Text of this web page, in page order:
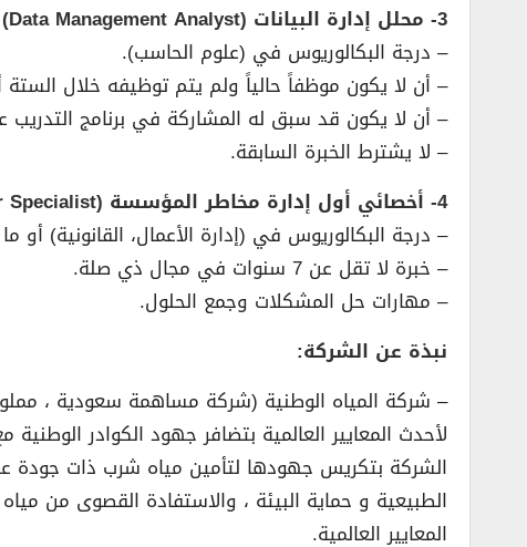
3- محلل إدارة البيانات (Data Management Analyst) (تمهير):
– درجة البكالوريوس في (علوم الحاسب).
– أن لا يكون موظفاً حالياً ولم يتم توظيفه خلال
– أن لا يكون قد سبق له المشاركة في برنامج
– لا يشترط الخبرة السابقة.
4- أخصائي أول إدارة مخاطر المؤسسة (Enterprise Risk Management Senior Specialist):
– درجة البكالوريوس في (إدارة الأعمال، القانونية) أو
– خبرة لا تقل عن 7 سنوات في مجال ذي صلة.
– مهارات حل المشكلات وجمع الحلول.
نبذة عن الشركة:
– شركة المياه الوطنية (شركة مساهمة سعودية ،
لأحدث المعايير العالمية بتضافر جهود الكوادر
الشركة بتكريس جهودها لتأمين مياه شرب ذات جودة
الطبيعية و حماية البيئة ، والاستفادة القصوى من
المعايير العالمية.